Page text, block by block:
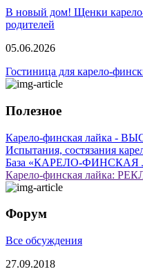
В новый дом! Щенки
родителей
05.06.2026
Гостиница для карело-
Полезное
Карело-финская лайка -
Испытания, состязания
База «КАРЕЛО-
Карело-финская лайка:
Форум
Все обсуждения
27.09.2018